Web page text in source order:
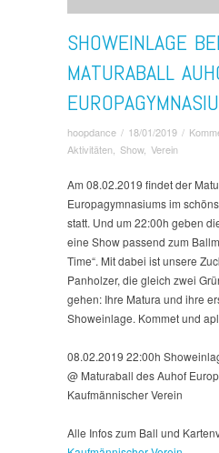
SHOWEINLAGE
MATURABALL
hoopdance / 18/01/2019 /
Aktivitäten
Show, Verein
Am 08.02.2019 findet der
Europagymnasiums im
statt. Und um 22:00h geben
eine Show passend zum
Time“. Mit dabei ist unsere
Panholzer, die gleich zwei
gehen: Ihre Matura und ihre
Showeinlage. Kommet und
08.02.2019 22:00h
@ Maturaball des Auhof
Kaufmännischer Verein
Alle Infos zum Ball und